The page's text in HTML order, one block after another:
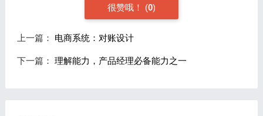
很赞哦！ (0)
上一篇： 电商系统：对账设计
下一篇： 理解能力，产品经理必备能力之一